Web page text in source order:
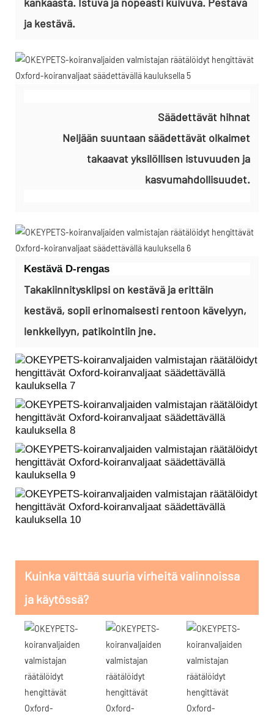
ja kestävä.
Säädettävät hihnat
Neljään suuntaan säädettävät olkaimet
takaavat yksilöllisen istuvuuden ja
kasvumahdollisuudet.
Kestävä D-rengas
Takakiinnitysklipsi on kestävä ja erittäin
kestävä, sopii erinomaisesti rentoon kävelyyn,
lenkkeilyyn, patikointiin jne.
Kuinka välttää suuria virheitä valinnoissa
ja käytössä?